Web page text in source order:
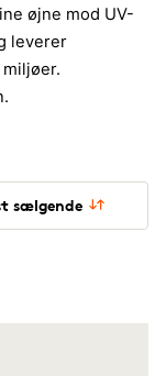
øjne mod UV-
leverer
sælgende